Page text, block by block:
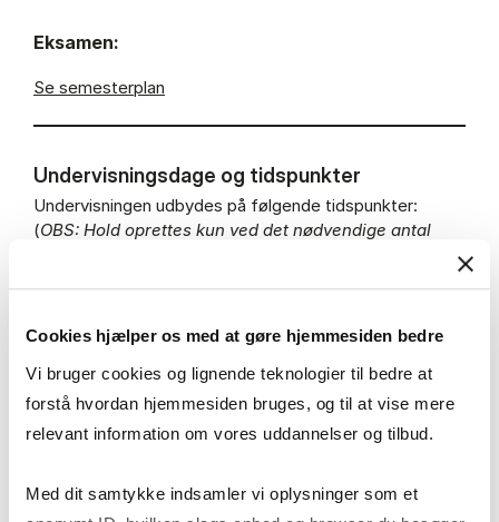
Cookies hjælper os med at gøre hjemmesiden bedre
Vi bruger cookies og lignende teknologier til bedre at
forstå hvordan hjemmesiden bruges, og til at vise mere
relevant information om vores uddannelser og tilbud.
Med dit samtykke indsamler vi oplysninger som et
Eksamen:
Se semesterplan
Undervisningsdage og tidspunkter
Undervisningen udbydes på følgende tidspunkter:
(OBS: Hold oprettes kun ved det nødvendige antal
Mandag (+ onsdag i uge 46-47) - kl. 17.10 - 20.40
Tirsdag (+ torsdag i uge 46-47) - kl. 17.10 - 20.40
Onsdag (+ mandag i uge 46-47) - kl. 17.10 - 20.40
Torsdag (+ tirsdag i uge 46-47) - kl. 17.10 - 20.40